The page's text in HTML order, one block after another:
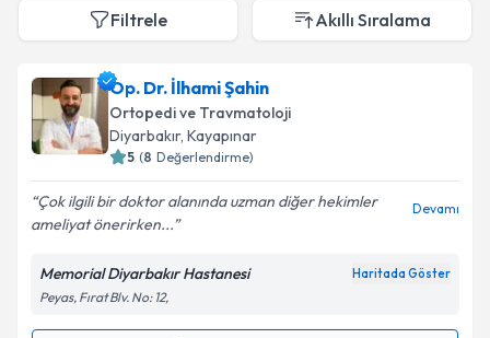
Filtrele Akıllı Sıralama
Op. Dr. İlhami Şahin
Ortopedi ve Travmatoloji
Diyarbakır, Kayapınar
5 (8 Değerlendirme)
Çok ilgili bir doktor alanında uzman diğer hekimler
ameliyat önerirken...
Devamı
Memorial Diyarbakır Hastanesi Haritada Göster
Peyas, Fırat Blv. No: 12,